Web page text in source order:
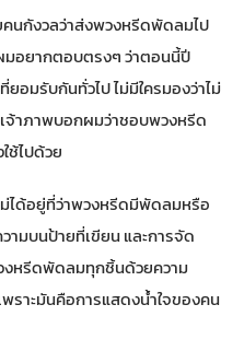
นกังวลว่าส่งพวงหรีดพัดลมไป
มอยากตอบตรงๆ ว่าตอนนี้ปี
อมรับกันทั่วไป ไม่มีใครมองว่าไม่
จ้าภาพบอกผมว่าชอบพวงหรีด
ช้ไปด้วย
ได้อยู่ที่ว่าพวงหรีดมีพัดลมหรือ
ามบนป้ายที่เขียน และการจัด
หรีดพัดลมทุกชิ้นด้วยความ
ราะมันคือการแสดงน้ำใจของคน